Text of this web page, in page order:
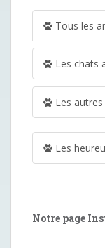
Tous les
Les chats
Les
Les
Notre page